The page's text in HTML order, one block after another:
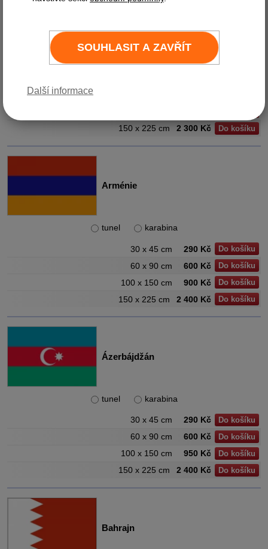
150 x 225 cm 2 300 Kč Do košíku
Arménie
tunel karabina
30 x 45 cm 290 Kč Do košíku
60 x 90 cm 600 Kč Do košíku
100 x 150 cm 900 Kč Do košíku
150 x 225 cm 2 400 Kč Do košíku
Ázerbájdžán
tunel karabina
30 x 45 cm 290 Kč Do košíku
60 x 90 cm 600 Kč Do košíku
100 x 150 cm 950 Kč Do košíku
150 x 225 cm 2 400 Kč Do košíku
Bahrajn
SOUHLASIT A ZAVŘÍT
Další informace